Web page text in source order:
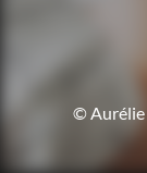
© Aurélie